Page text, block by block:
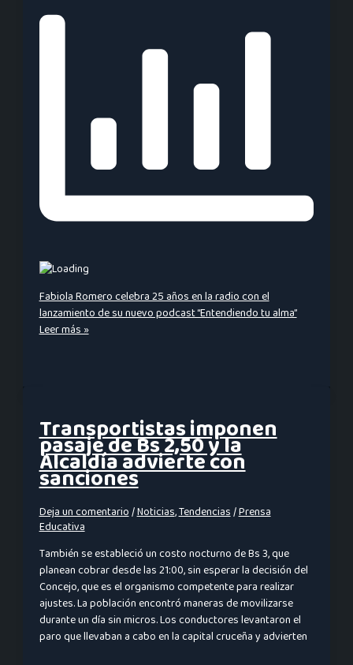
Fabiola Romero celebra 25 años en la radio con el
lanzamiento de su nuevo podcast “Entendiendo tu alma”
Leer más »
Transportistas imponen
pasaje de Bs 2,50 y la
Alcaldía advierte con
sanciones
Deja un comentario/Noticias,Tendencias/Prensa
Educativa
También se estableció un costo nocturno de Bs 3, que
planean cobrar desde las 21:00, sin esperar la decisión del
Concejo, que es el organismo competente para realizar
ajustes. La población encontró maneras de movilizarse
durante un día sin micros. Los conductores levantaron el
paro que llevaban a cabo en la capital cruceña y advierten